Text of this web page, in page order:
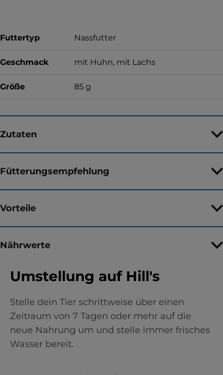
Futtertyp Nassfutter
Geschmack mit Huhn, mit Lachs
Größe 85 g
Zutaten
Fütterungsempfehlung
Vorteile
Nährwerte
Umstellung auf Hill's
Stelle dein Tier schrittweise über einen
Zeitraum von 7 Tagen oder mehr auf die
neue Nahrung um und stelle immer frisches
Wasser bereit.